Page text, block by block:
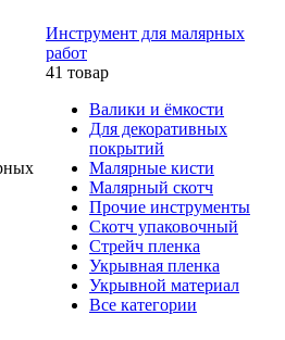
Инструмент для малярных
работ
41 товар
Валики и ёмкости
Для декоративных
покрытий
Малярные кисти
Малярный скотч
Прочие инструменты
Скотч упаковочный
Стрейч пленка
Укрывная пленка
Укрывной материал
Все категории